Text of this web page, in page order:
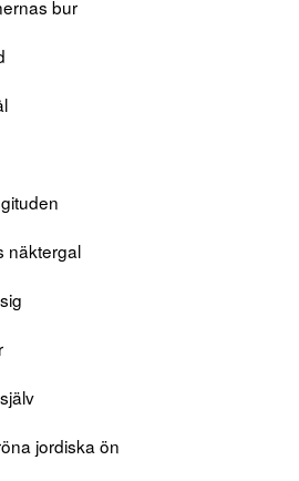
bur
näktergal
jordiska ön